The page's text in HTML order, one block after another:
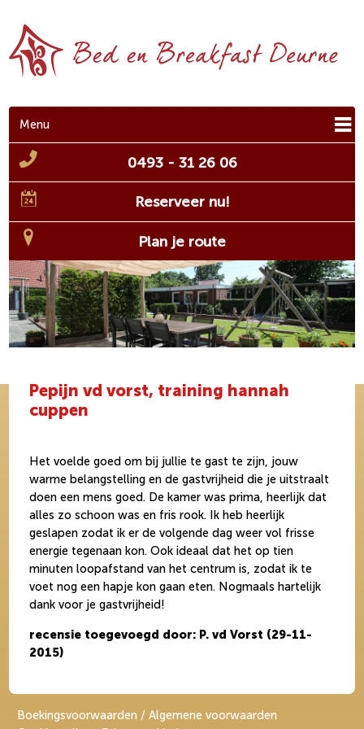
Menu
0493 - 31 26 06
Reserveer nu!
Plan je route
Pepijn vd vorst, training hannah
cuppen
Het voelde goed om bij jullie te gast te zijn, jouw
warme belangstelling en de gastvrijheid die je uitstraalt
doen een mens goed. De kamer was prima, heerlijk dat
alles zo schoon was en fris rook. Ik heb heerlijk
geslapen zodat ik er de volgende dag weer vol frisse
energie tegenaan kon. Ook ideaal dat het op tien
minuten loopafstand van het centrum is, zodat ik te
voet nog een hapje kon gaan eten. Nogmaals hartelijk
dank voor je gastvrijheid!
recensie toegevoegd door: P. vd Vorst (29-11-
2015)
Boekingsvoorwaarden / Algemene voorwaarden